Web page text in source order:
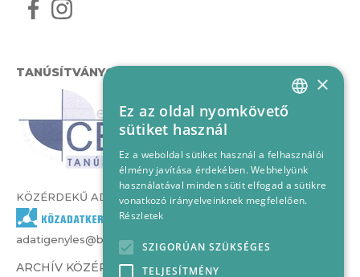
TANÚSÍTVÁNYOK
KÖZÉRDEKŰ ADATOK
adatigenyles@bvcs.hu
ARCHÍV KÖZÉRDEKŰ ADATOK –
HUNGARIAN
×
Ez az oldal nyomkövető
sütiket használ
Ez a weboldal sütiket használ a felhasználói
élmény javítása érdekében. Webhelyünk
használatával minden sütit elfogad a sütikre
vonatkozó irányelveinknek megfelelően.
Részletek
SZIGORÚAN SZÜKSÉGES
TELJESÍTMÉNY